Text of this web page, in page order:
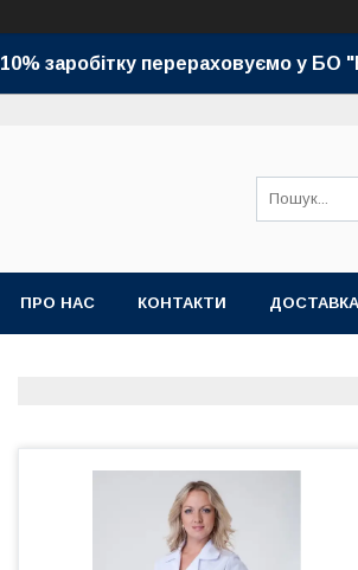
10% заробітку перераховуємо у
ПРО НАС КОНТАКТИ